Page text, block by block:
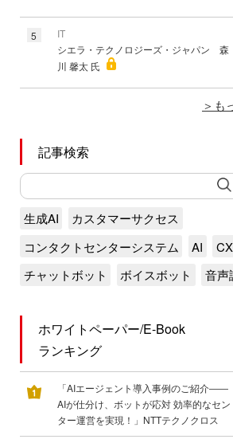
5
IT
シエラ・テクノロジーズ・ジャパン 森
川 馨太 氏
も
記事検索
生成AI
カスタマーサクセス
コンタクトセンターシステム
AI CX
チャットボット
ボイスボット 音声
ホワイトペーパー/E-Book
ランキング
「AIエージェント導入事例のご紹介――
AIが仕分け、ボットが応対 効率的なセン
ター運営を実現！」NTTテクノクロス